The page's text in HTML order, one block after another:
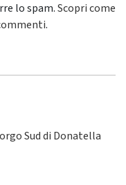
lo spam.Scopri come
.
Sud di Donatella